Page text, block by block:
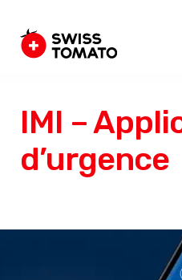
IMI –
d’urgence